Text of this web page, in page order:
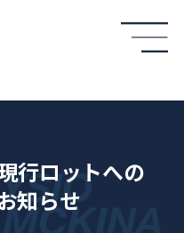
行ロットへの
知らせ